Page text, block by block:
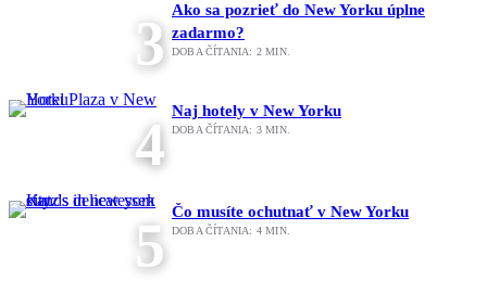
3 Ako sa pozrieť do New Yorku úplne
zadarmo?
DOBA ČÍTANIA: 2 MIN.
4 Naj hotely v New Yorku
DOBA ČÍTANIA: 3 MIN.
5 Čo musíte ochutnať v New Yorku
DOBA ČÍTANIA: 4 MIN.